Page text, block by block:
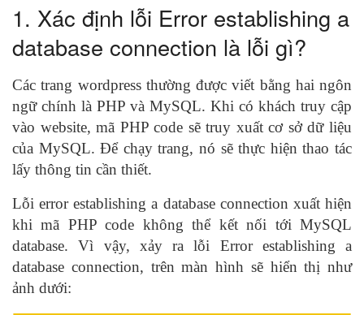
1. Xác định lỗi Error establishing a
database connection là lỗi gì?
Các trang wordpress thường được viết bằng hai ngôn
ngữ chính là PHP và MySQL. Khi có khách truy cập
vào website, mã PHP code sẽ truy xuất cơ sở dữ liệu
của MySQL. Để chạy trang, nó sẽ thực hiện thao tác
lấy thông tin cần thiết.
Lỗi error establishing a database connection xuất hiện
khi mã PHP code không thể kết nối tới MySQL
database. Vì vậy, xảy ra lỗi Error establishing a
database connection, trên màn hình sẽ hiển thị như
ảnh dưới: